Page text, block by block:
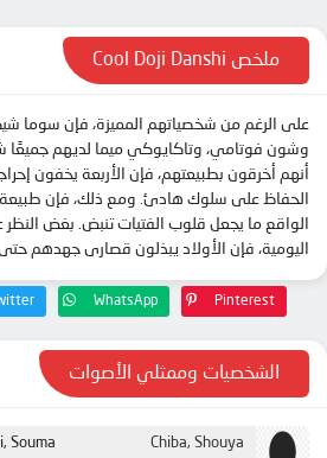
الحلقة 13
الحلقة 14
الحلقة 15
الحلقة 16
الحلقة 17
الحلقة 18
الحلقة 19
الحلقة 20
الحلقة 21
الحلقة 22
الحلقة 23
ملخص Cool Doji Danshi
على الرغم من شخصياتهم المميزة، فإن سوما
وشون فوتامي، وتاكايوكي ميما لديهم
أنهم أخرقون بطبيعتهم، فإن الأربعة يخفون
الحفاظ على سلوك هادئ. ومع ذلك، فإن
الواقع ما يجعل قلوب الفتيات تنبض. بغض
اليومية، فإن الأولاد يبذلون قصارى جهدهم
WhatsApp Pinterest
الشخصيات وممثلي الأصوات
Souma Chiba, Shouya